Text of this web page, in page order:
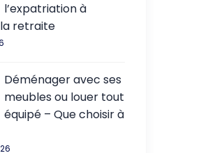
l’expatriation à
retraite
Déménager avec ses
meubles ou louer tout
équipé – Que choisir à